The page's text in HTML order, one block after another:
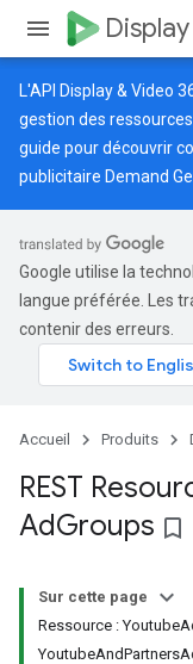
L'API Display & Video
gestion des
guide pour découvrir
publicitaire Demand
Google utilise la
langue préférée. Les
contenir des erreurs.
Accueil Produits
REST
AdGroups bookmark_border
Sur cette page
Ressource :